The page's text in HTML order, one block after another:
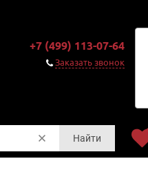
+7 (499) 113-07-64
Заказать звонок
Найти